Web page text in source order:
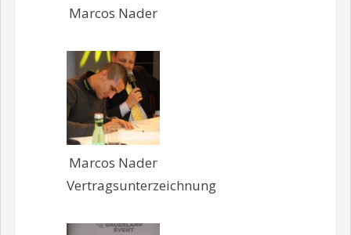
Marcos Nader
Marcos Nader
Vertragsunterzeichnung